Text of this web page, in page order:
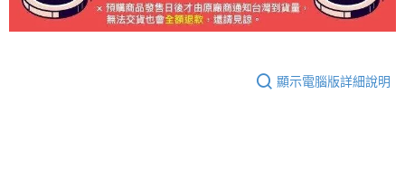
顯示電腦版詳細說明